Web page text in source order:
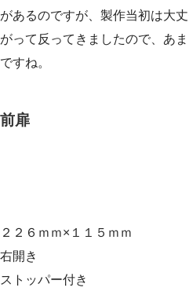
があるのですが、製作当初は大
がって反ってきましたので、あ
ですね。
前扉
２２６ｍｍ×１１５ｍｍ
右開き
ストッパー付き